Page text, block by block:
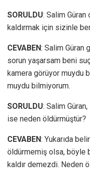
SORULDU: Salim
kaldırmak için sizinle
CEVABEN: Salim Güran
sorun yaşarsam beni
kamera görüyor muydu
muydu bilmiyorum.
SORULDU: Salim
ise neden öldürmüştür?
CEVABEN: Yukarıda
öldürmemiş olsa, böyle
kaldır demezdi. Neden